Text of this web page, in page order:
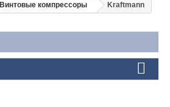
Винтовые компрессоры Kraftmann